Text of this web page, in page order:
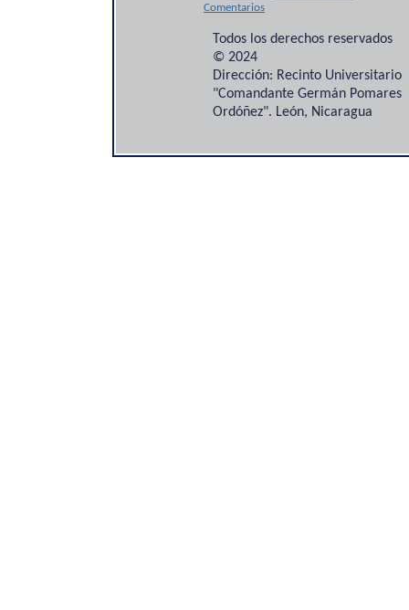
Comentarios
Todos los derechos reservados
© 2024
Dirección: Recinto Universitario
"Comandante Germán Pomares
Ordóñez". León, Nicaragua